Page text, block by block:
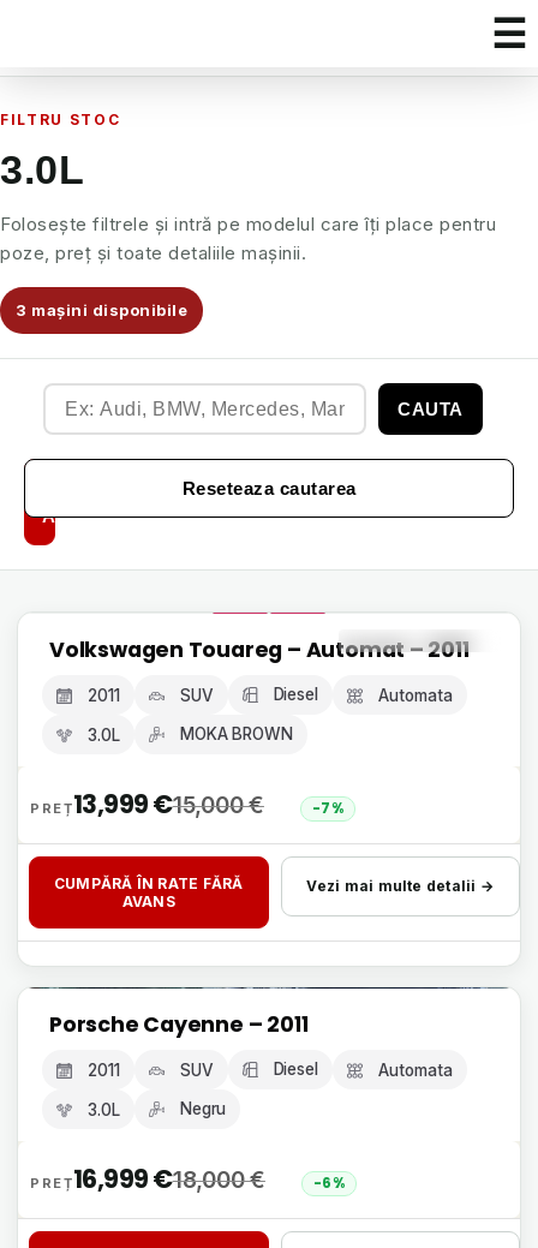
FILTRU STOC
3.0L
Folosește filtrele și intră pe modelul care îți place pentru
poze, preț și toate detaliile mașinii.
3 mașini disponibile
CAUTA
Auto
Reseteaza cautarea
GARANȚIE 12 LUNI Livrare 24h, fără avans
Volkswagen Touareg – Automat – 2011
2011 SUV Diesel Automata
3.0L MOKA BROWN
15,000€
13,999€ -7%
CUMPĂRĂ ÎN RATE FĂRĂ
AVANS
Vezi mai multe detalii →
GARANȚIE 12 LUNI
Porsche Cayenne – 2011
2011 SUV Diesel Automata
3.0L Negru
18,000€
16,999€ -6%